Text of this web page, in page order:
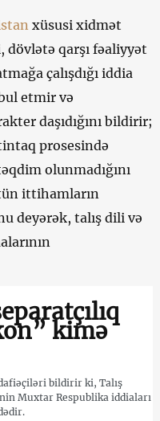
xüsusi xidmət
dövlətə qarşı fəaliyyət
çalışdığı iddia
etmir və
daşıdığını bildirir;
prosesində
olunmadığını
ittihamların
deyərək, talış dili və
kimə
bildirir ki, Talış
Muxtar Respublika iddiaları